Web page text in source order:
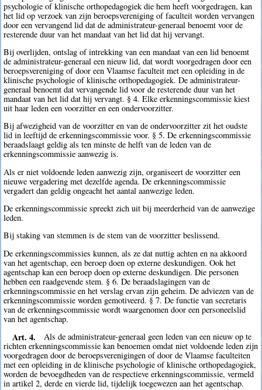
psychologie of klinische orthopedagogiek die hem heeft voorgedragen, kan
het lid op verzoek van zijn beroepsvereniging of faculteit worden vervangen
door een vervangend lid dat de administrateur-generaal benoemt voor de
resterende duur van het mandaat van het lid dat hij vervangt.
Bij overlijden, ontslag of intrekking van een mandaat van een lid benoemt
de administrateur-generaal een nieuw lid, dat wordt voorgedragen door een
beroepsvereniging of door een Vlaamse faculteit met een opleiding in de
klinische psychologie of klinische orthopedagogiek. De administrateur-
generaal benoemt dat vervangende lid voor de resterende duur van het
mandaat van het lid dat hij vervangt. § 4. Elke erkenningscommissie kiest
uit haar leden een voorzitter en een ondervoorzitter.
Bij afwezigheid van de voorzitter en van de ondervoorzitter zit het oudste
lid in leeftijd de erkenningscommissie voor. § 5. De erkenningscommissie
beraadslaagt geldig als ten minste de helft van de leden van de
erkenningscommissie aanwezig is.
Als er niet voldoende leden aanwezig zijn, organiseert de voorzitter een
nieuwe vergadering met dezelfde agenda. De erkenningscommissie
vergadert dan geldig ongeacht het aantal aanwezige leden.
De erkenningscommissie spreekt zich uit bij meerderheid van de aanwezige
leden.
Bij staking van stemmen is de stem van de voorzitter beslissend.
De erkenningscommissies kunnen, als ze dat nuttig achten en na akkoord
van het agentschap, een beroep doen op externe deskundigen. Ook het
agentschap kan een beroep doen op externe deskundigen. Die personen
hebben een raadgevende stem. § 6. De beraadslagingen van de
erkenningscommissie en het verslag ervan zijn geheim. De adviezen van de
erkenningscommissie worden gemotiveerd. § 7. De functie van secretaris
van de erkenningscommissie wordt waargenomen door een personeelslid
van het agentschap.
Art. 4.
Als de administrateur-generaal geen leden van een nieuw op te
richten erkenningscommissie kan benoemen omdat niet voldoende leden zijn
voorgedragen door de beroepsverenigingen of door de Vlaamse faculteiten
met een opleiding in de klinische psychologie of klinische orthopedagogiek,
worden de bevoegdheden van de respectieve erkenningscommissie, vermeld
in artikel 2, derde en vierde lid, tijdelijk toegewezen aan het agentschap.